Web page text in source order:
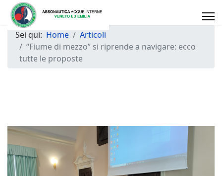
Sei qui: Home
Articoli
“Fiume di mezzo” si riprende a navigare: ecco
tutte le proposte